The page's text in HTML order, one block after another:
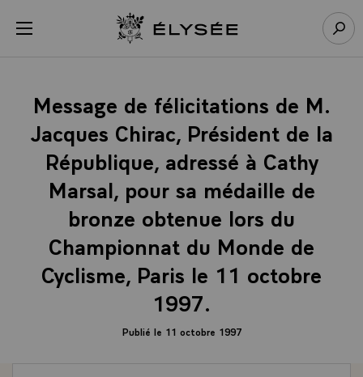
menu Retour à l’accueil Élysée
Message de félicitations de M.
Jacques Chirac, Président de la
République, adressé à Cathy
Marsal, pour sa médaille de
bronze obtenue lors du
Championnat du Monde de
Cyclisme, Paris le 11 octobre
1997.
Publié le 11 octobre 1997
Panneau de gestion des cookies